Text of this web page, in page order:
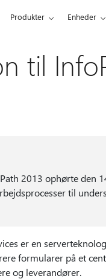
Produkter Enheder
til
2013 ophørte den
til
er en
formularer på et
og leverandører.